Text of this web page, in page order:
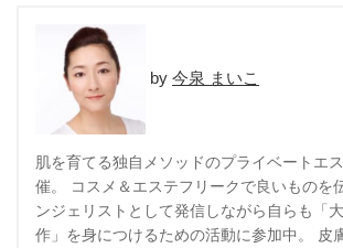
今泉 まいこ
肌を育てる独自メソッドのプライベートエ
催。 コスメ＆エステフリークで良いものを
ンジェリストとして発信しながら自らも「
作」を身につけるための活動に参加中。 皮